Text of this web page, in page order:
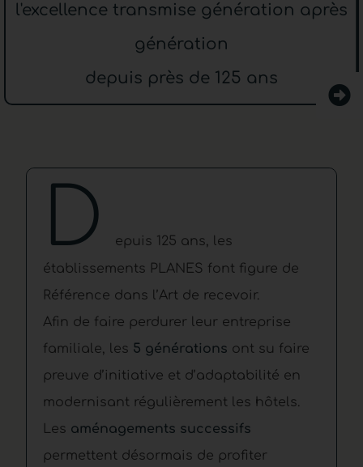
l'excellence transmise génération après
génération
depuis près de 125 ans
D
epuis 125 ans, les
établissements PLANES font figure de
Référence dans l’Art de recevoir.
Afin de faire perdurer leur entreprise
familiale, les 5 générations ont su faire
preuve d’initiative et d’adaptabilité en
modernisant régulièrement les hôtels.
Les aménagements successifs
permettent désormais de profiter